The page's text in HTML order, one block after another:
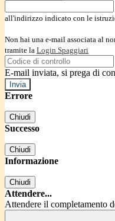
all'indirizzo indicato con le
Non hai una e-mail associata al
tramite la Login Spaggiari
E-mail inviata, si prega di
Errore
Chiudi
Successo
Chiudi
Informazione
Chiudi
Attendere...
Attendere il completamento